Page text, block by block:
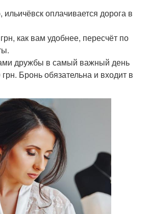
ильичёвск оплачивается дорога в
как вам удобнее, пересчёт по
дружбы в самый важный день
Бронь обязательна и входит в